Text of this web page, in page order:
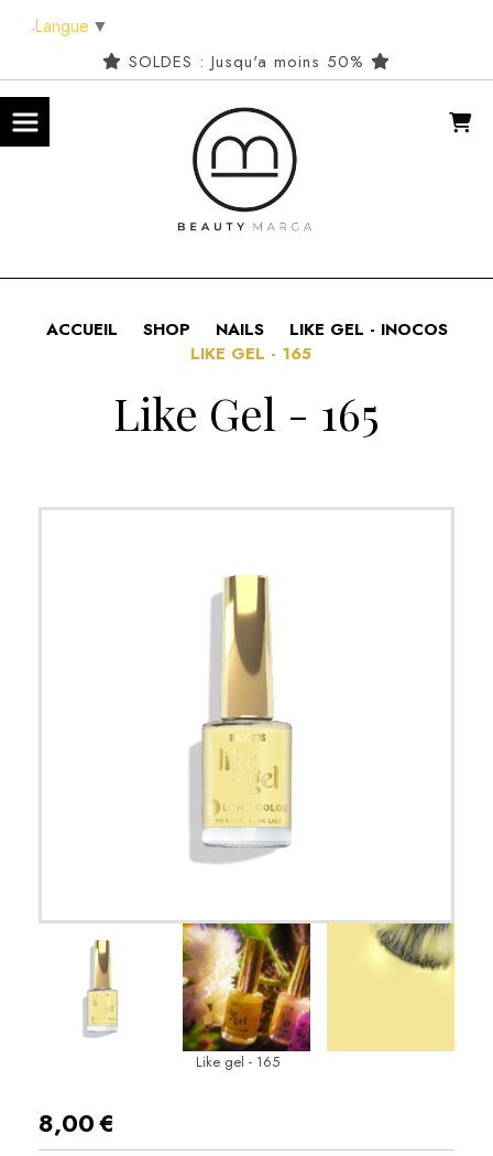
SOLDES : Jusqu'a moins 50%
ACCUEIL SHOP NAILS
LIKE GEL - INOCOS
LIKE GEL - 165
Like Gel - 165
Like gel - 165
8,00€
Langue ▼